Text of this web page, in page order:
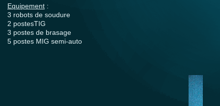
Equipement :
3 robots de soudure
2 postesTIG
3 postes de brasage
5 postes MIG semi-auto